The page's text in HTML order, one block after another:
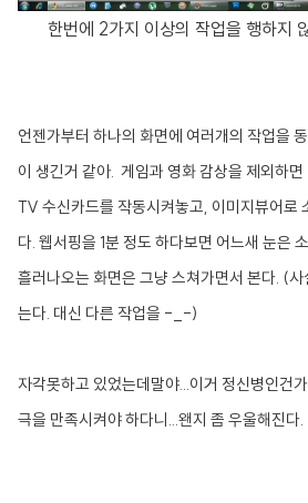
한번에 2가지 이상의 작업을 행하지
언젠가부터 하나의 화면에 여러개의 작업을
이 생긴거 같아. 게임과 영화 감상을 제외하
TV 수신카드를 작동시켜놓고, 이미지뷰어로
다. 웹서핑을 1분 정도 하다보면 어느새 눈은
흘러나오는 화면은 그냥 스쳐가면서 본다. (
는다. 대신 다른 작업을 -_-)
자각못하고 있었는데말야...이거 정신병인건
극을 만족시켜야 하다니...왠지 좀 우울해진다.